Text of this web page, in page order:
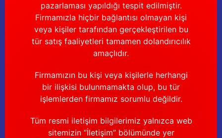
pazarlaması yapıldığı tespit edilmiştir.
Firmamızla hiçbir bağlantısı olmayan kişi
veya kişiler tarafından gerçekleştirilen bu
tür satış faaliyetleri tamamen dolandırıcılık
amaçlıdır.
Firmamızın bu kişi veya kişilerle herhangi
bir ilişkisi bulunmamakta olup, bu tür
işlemlerden firmamız sorumlu değildir.
Tüm resmi iletişim bilgilerimiz yalnızca web
sitemizin “İletişim” bölümünde yer